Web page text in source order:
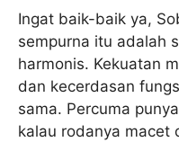
Ingat baik-baik ya,
sempurna itu adalah
harmonis. Kekuatan
dan kecerdasan
sama. Percuma
kalau rodanya macet